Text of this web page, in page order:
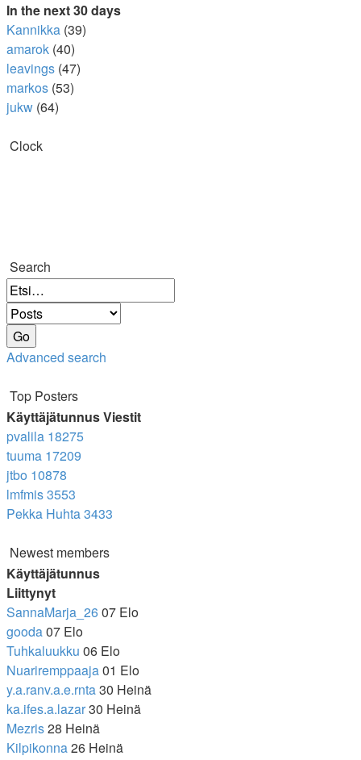
In the next 30 days
Kannikka (39)
amarok (40)
leavings (47)
markos (53)
jukw (64)
Clock
Search
Advanced search
Top Posters
KäyttäjätunnusViestit
pvalila 18275
tuuma 17209
jtbo 10878
lmfmis3553
Pekka Huhta3433
Newest members
Käyttäjätunnus
Liittynyt
SannaMarja_2607 Elo
gooda07 Elo
Tuhkaluukku 06 Elo
Nuariremppaaja01 Elo
y.a.ranv.a.e.rnta30 Heinä
ka.ifes.a.lazar30 Heinä
Mezris28 Heinä
Kilpikonna26 Heinä